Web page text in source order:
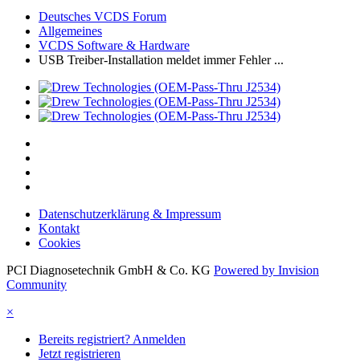
Deutsches VCDS Forum
Allgemeines
VCDS Software & Hardware
USB Treiber-Installation meldet immer Fehler ...
Datenschutzerklärung & Impressum
Kontakt
Cookies
PCI Diagnosetechnik GmbH & Co. KG Powered by Invision
Community
×
Bereits registriert? Anmelden
Jetzt registrieren